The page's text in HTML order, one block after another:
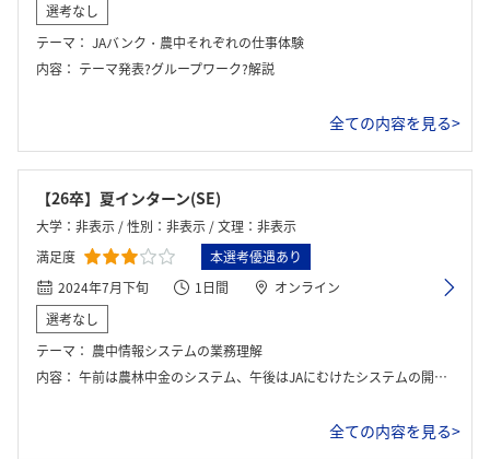
選考なし
テーマ： JAバンク・農中それぞれの仕事体験
内容： テーマ発表?グループワーク?解説
全ての内容を見る>
【26卒】夏インターン(SE)
大学：非表示 / 性別：非表示 / 文理：非表示
満足度
本選考優遇あり
2024年7月下旬
1日間
オンライン
選考なし
テーマ： 農中情報システムの業務理解
内容： 午前は農林中金のシステム、午後はJAにむけたシステムの開発体験
全ての内容を見る>